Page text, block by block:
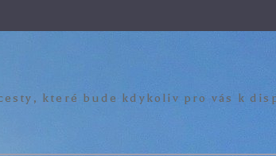
které bude kdykoliv pro vás k